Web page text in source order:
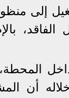
إلى
الفاقد،
أن